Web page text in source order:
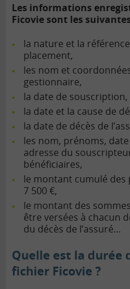
Les informations
Ficovie sont les
la nature et la
placement,
les nom et
gestionnaire,
la date de souscription,
la date et la cause de
la date de décès de
les nom, prénoms,
adresse du
bénéficiaires,
le montant cumulé des
7 500 €,
le montant des
être versées à chacun
du décès de l’assuré…
Quelle est la durée
fichier Ficovie ?